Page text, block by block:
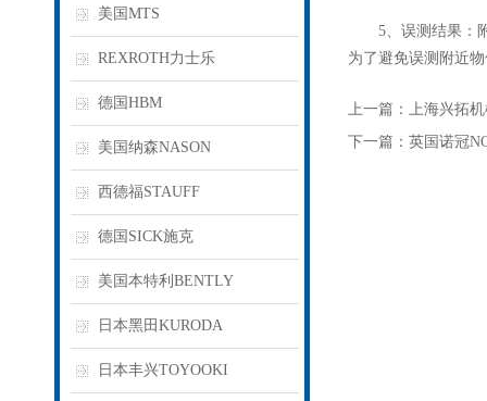
美国MTS
REXROTH力士乐
德国HBM
美国纳森NASON
西德福STAUFF
德国SICK施克
美国本特利BENTLY
日本黑田KURODA
日本丰兴TOYOOKI
5、误测结果：附
为了避免误测附近
上一篇： 上海兴拓
下一篇： 英国诺冠